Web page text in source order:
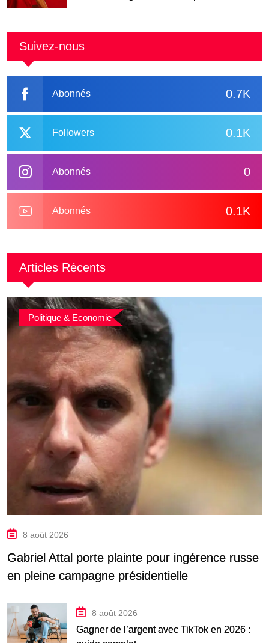
Suivez-nous
0.7K
Abonnés
0.1K
Followers
0
Abonnés
0.1K
Abonnés
Articles Récents
Politique & Economie
8 août 2026
Gabriel Attal porte plainte pour ingérence russe
en pleine campagne présidentielle
8 août 2026
Gagner de l’argent avec TikTok en 2026 :